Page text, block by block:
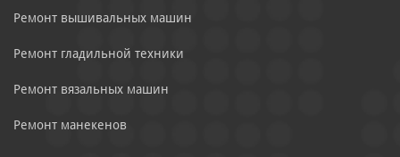
Ремонт вышивальных машин
Ремонт гладильной техники
Ремонт вязальных машин
Ремонт манекенов